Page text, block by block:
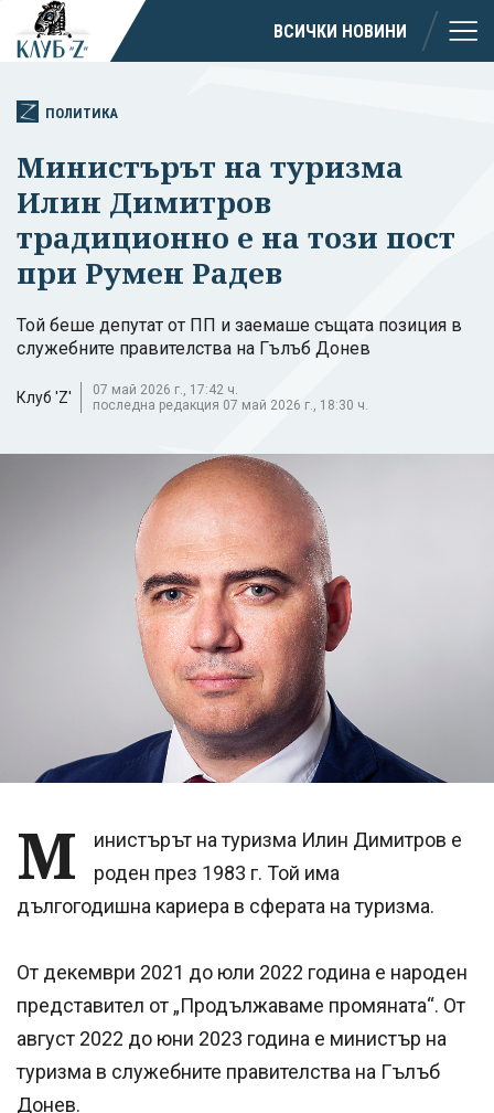
ВСИЧКИ НОВИНИ
ПОЛИТИКА
Министърът на туризма
Илин Димитров
традиционно е на този пост
при Румен Радев
Той беше депутат от ПП и заемаше същата позиция в
служебните правителства на Гълъб Донев
Клуб 'Z'
07 май 2026 г., 17:42 ч.
последна редакция 07 май 2026 г., 18:30 ч.
М
инистърът на туризма Илин Димитров е
роден през 1983 г. Той има
дългогодишна кариера в сферата на туризма.
От декември 2021 до юли 2022 година е народен
представител от „Продължаваме промяната“. От
август 2022 до юни 2023 година е министър на
туризма в служебните правителства на Гълъб
Донев.